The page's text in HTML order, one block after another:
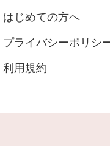
はじめての方へ
プライバシーポリシ
利用規約